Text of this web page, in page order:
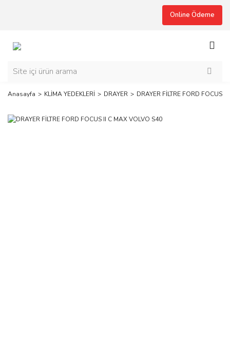
Online Ödeme
Anasayfa KLİMA YEDEKLERİ DRAYER DRAYER FİLTRE FORD FOCUS